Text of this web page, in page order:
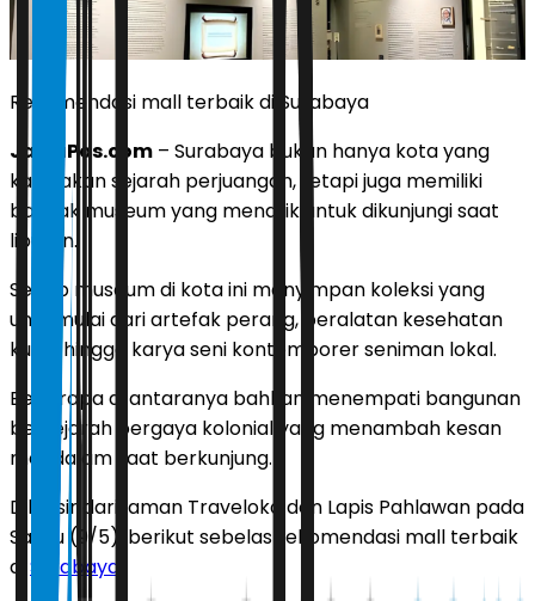
Rekomendasi mall terbaik di Surabaya
JawaPos.com – Surabaya bukan hanya kota yang
kaya akan sejarah perjuangan, tetapi juga memiliki
banyak museum yang menarik untuk dikunjungi saat
liburan.
Setiap museum di kota ini menyimpan koleksi yang
unik, mulai dari artefak perang, peralatan kesehatan
kuno, hingga karya seni kontemporer seniman lokal.
Beberapa di antaranya bahkan menempati bangunan
bersejarah bergaya kolonial yang menambah kesan
mendalam saat berkunjung.
Dilansir dari laman Traveloka dan Lapis Pahlawan pada
Sabtu (9/5), berikut sebelas rekomendasi mall terbaik
di Surabaya